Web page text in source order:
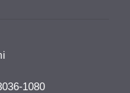
1080